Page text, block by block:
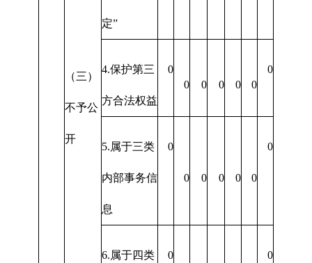
（三）
不予公
开
定”
4.保护第三
方合法权益
0
0
0 0 0 0
0
5.属于三类
内部事务信
息
0
0 0 0 0 0
0
6.属于四类
0
0